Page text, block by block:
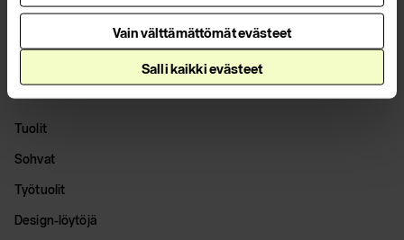
Salli kaikki evästeet
Vain välttämättömät evästeet
Tuolit
Sohvat
Työtuolit
Design-löytöjä